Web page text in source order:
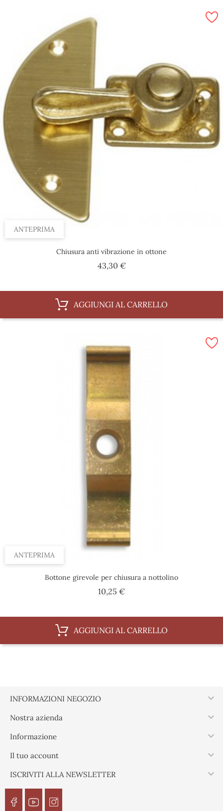
ANTEPRIMA
Chiusura anti vibrazione in ottone
43,30 €Prezzo
AGGIUNGI AL CARRELLO
ANTEPRIMA
Bottone girevole per chiusura a nottolino
10,25 €Prezzo
AGGIUNGI AL CARRELLO
INFORMAZIONI NEGOZIO 
Nostra azienda 
Informazione 
Il tuo account 
ISCRIVITI ALLA NEWSLETTER 